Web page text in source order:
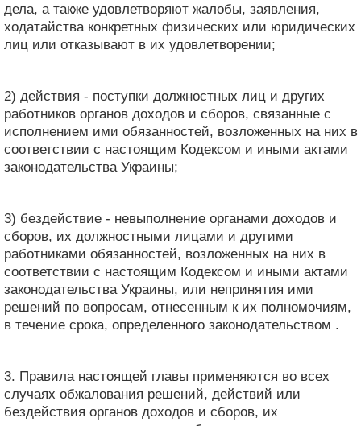
дела, а также удовлетворяют жалобы, заявления,
ходатайства конкретных физических или юридических
лиц или отказывают в их удовлетворении;
2) действия - поступки должностных лиц и других
работников органов доходов и сборов, связанные с
исполнением ими обязанностей, возложенных на них в
соответствии с настоящим Кодексом и иными актами
законодательства Украины;
3) бездействие - невыполнение органами доходов и
сборов, их должностными лицами и другими
работниками обязанностей, возложенных на них в
соответствии с настоящим Кодексом и иными актами
законодательства Украины, или непринятия ими
решений по вопросам, отнесенным к их полномочиям,
в течение срока, определенного законодательством .
3. Правила настоящей главы применяются во всех
случаях обжалования решений, действий или
бездействия органов доходов и сборов, их